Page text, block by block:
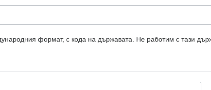
формат, с кода на държавата. Не работим с тази